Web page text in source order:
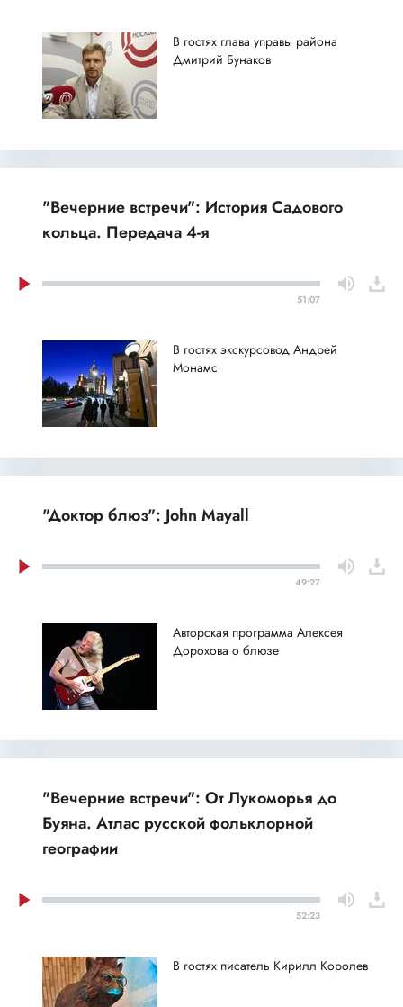
В гостях глава управы района
Дмитрий Бунаков
"Вечерние встречи": История Садового
кольца. Передача 4-я
51:07
В гостях экскурсовод Андрей
Монамс
"Доктор блюз": John Mayall
49:27
Авторская программа Алексея
Дорохова о блюзе
"Вечерние встречи": От Лукоморья до
Буяна. Атлас русской фольклорной
географии
52:23
В гостях писатель Кирилл Королев